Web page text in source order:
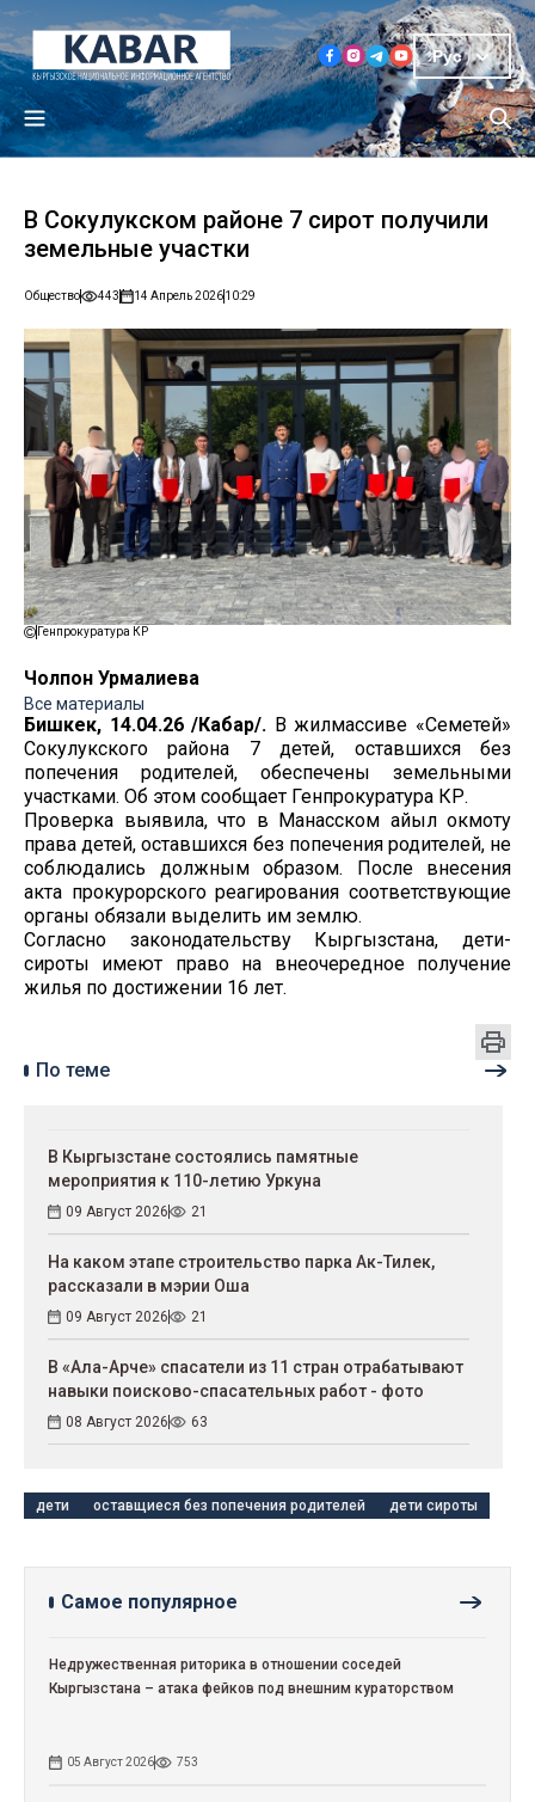
Рус
В Сокулукском районе 7 сирот получили
земельные участки
Общество 443 14 Апрель 202610:29
Генпрокуратура КР
Чолпон Урмалиева
Все материалы
Бишкек, 14.04.26 /Кабар/. В жилмассиве «Семетей»
Сокулукского района 7 детей, оставшихся без
попечения родителей, обеспечены земельными
участками. Об этом сообщает Генпрокуратура КР.
Проверка выявила, что в Манасском айыл окмоту
права детей, оставшихся без попечения родителей, не
соблюдались должным образом. После внесения
акта прокурорского реагирования соответствующие
органы обязали выделить им землю.
Согласно законодательству Кыргызстана, дети-
сироты имеют право на внеочередное получение
жилья по достижении 16 лет.
По теме
В Кыргызстане состоялись памятные
мероприятия к 110-летию Уркуна
09 Август 2026 21
На каком этапе строительство парка Ак-Тилек,
рассказали в мэрии Оша
09 Август 2026 21
В «Ала-Арче» спасатели из 11 стран отрабатывают
навыки поисково-спасательных работ - фото
08 Август 2026 63
дети оставщиеся без попечения родителей дети сироты
Самое популярное
Недружественная риторика в отношении соседей
Кыргызстана – атака фейков под внешним кураторством
05 Август 2026 753